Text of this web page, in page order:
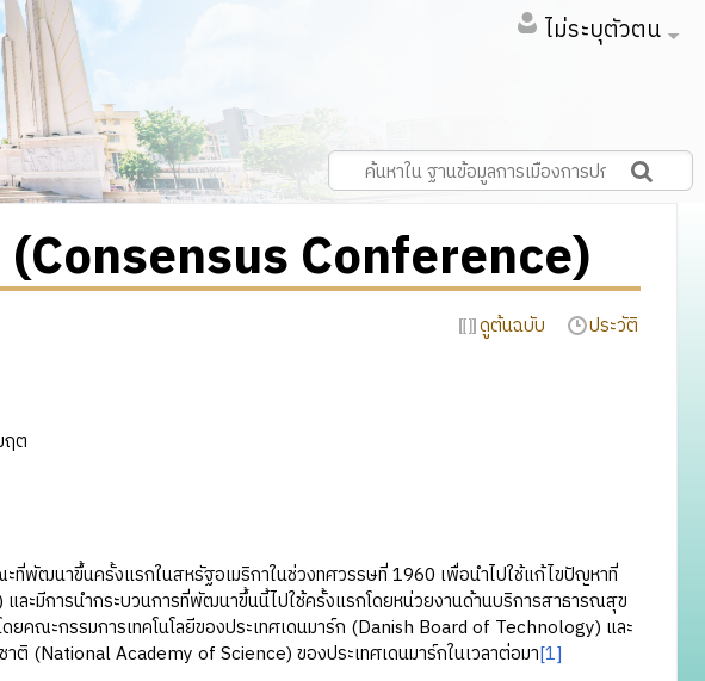
ไม่ระบุตัวตน
Conference)
ดูต้นฉบับ ประวัติ
ฤต
ฒนาขึ้นครั้งแรกในสหรัฐอเมริกาในช่วงทศวรรษที่ 1960 เพื่อนำไปใช้แก้ไขปัญหาที่
ละมีการนำกระบวนการที่พัฒนาขึ้นนี้ไปใช้ครั้งแรกโดยหน่วยงานด้านบริการสาธารณสุข
คณะกรรมการเทคโนโลยีของประเทศเดนมาร์ก (Danish Board of Technology) และ
(National Academy of Science) ของประเทศเดนมาร์กในเวลาต่อมา[1]